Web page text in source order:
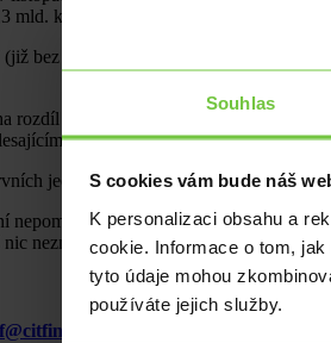
Souhlas
S cookies vám bude náš
K personalizaci obsahu a
cookie. Informace o tom,
tyto údaje mohou
používáte jejich služby.
mld. korun. U druhého Slovenska se
(již bez Velké Británie) zvýšil přebytek
rozdíl mezi aktuálním poklesem
dovozu, dnes je situace
jedenáct měsíců roku 2020 je už
nepomáhá ani koruna, která posiluje.
nezmění.